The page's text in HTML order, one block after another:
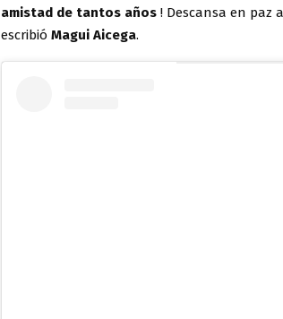
amistad de tantos años ! Descansa en paz
escribió Magui Aicega.